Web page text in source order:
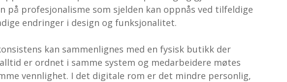
på profesjonalisme som sjelden kan oppnås ved tilfeldige
endringer i design og funksjonalitet.
kan sammenlignes med en fysisk butikk der
er ordnet i samme system og medarbeidere møtes
vennlighet. I det digitale rom er det mindre personlig,